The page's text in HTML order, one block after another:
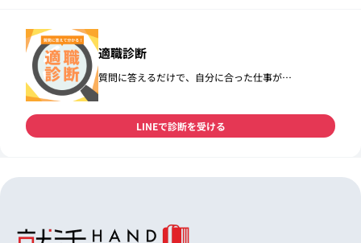
適職診断
質問に答えるだけで、自分に合った仕事が…
LINEで診断を受ける